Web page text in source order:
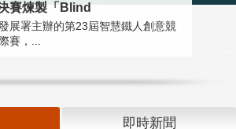
賽煉製「Blind
展署主辦的第23屆智慧鐵人創意競
賽，...
即時新聞